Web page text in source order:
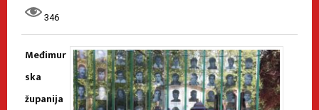
346
Međimur
ska
županija